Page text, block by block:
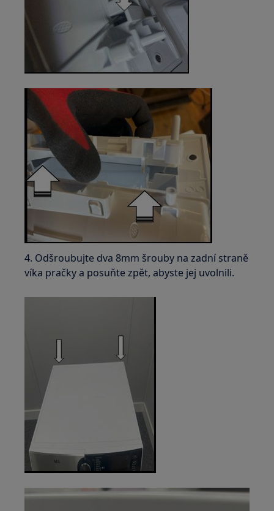
4. Odšroubujte dva 8mm šrouby na zadní straně
víka pračky a posuňte zpět, abyste jej uvolnili.